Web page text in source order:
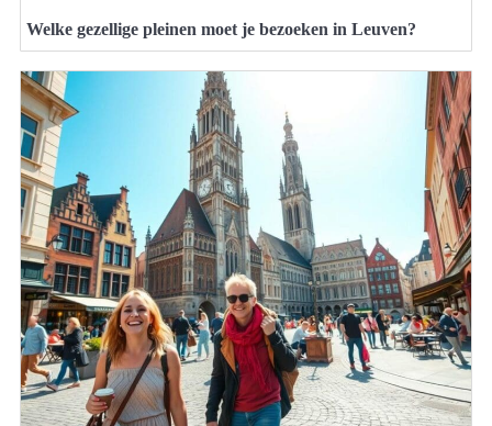
Welke gezellige pleinen moet je bezoeken in Leuven?